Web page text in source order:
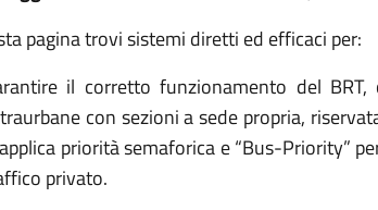
pagina trovi sistemi diretti ed efficaci per:
il corretto funzionamento del
con sezioni a sede propria,
priorità semaforica e “Bus-Priority”
privato.